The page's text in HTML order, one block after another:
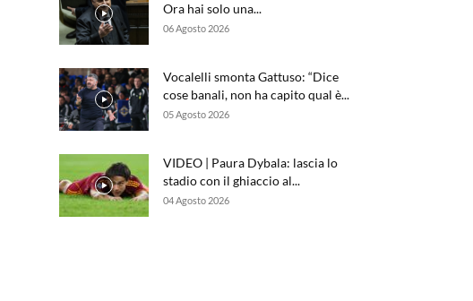
Ora hai solo una...
06 Agosto 2026
Vocalelli smonta Gattuso: “Dice
cose banali, non ha capito qual è...
05 Agosto 2026
VIDEO | Paura Dybala: lascia lo
stadio con il ghiaccio al...
04 Agosto 2026